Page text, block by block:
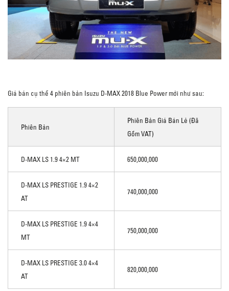
Giá bán cụ thể 4 phiên bản Isuzu D-MAX 2018 Blue Power mới như sau:
Phiên Bản
Phiên Bản Giá Bán Lẻ (đã
Gồm VAT)
D-MAX LS 1.9 4×2 MT 650,000,000
D-MAX LS PRESTIGE 1.9 4×2
AT
740,000,000
D-MAX LS PRESTIGE 1.9 4×4
MT
750,000,000
D-MAX LS PRESTIGE 3.0 4×4
AT
820,000,000